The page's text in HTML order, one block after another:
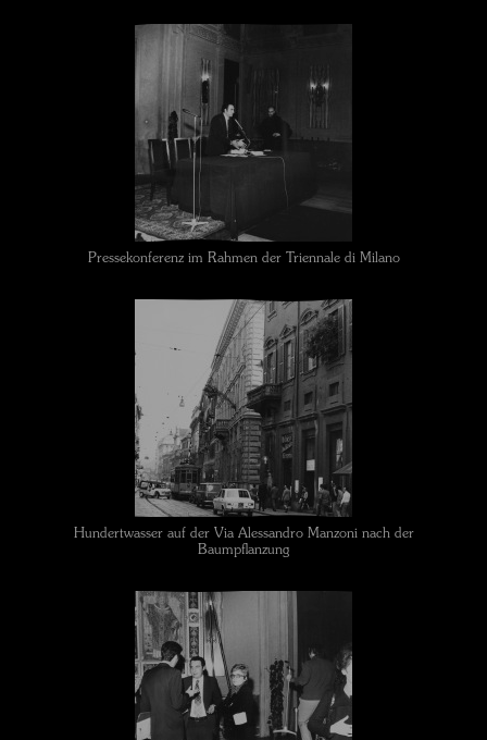
Pressekonferenz im Rahmen der Triennale di Milano
Hundertwasser auf der Via Alessandro Manzoni nach der
Baumpflanzung